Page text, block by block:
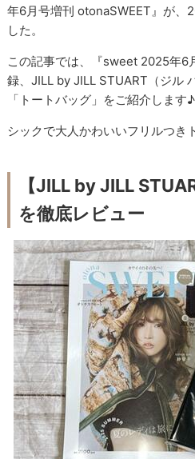
年6月号増刊 otonaSWEET』が、
した。
この記事では、『sweet 2025年6
録、JILL by JILL STUART（ジル
「トートバッグ」をご紹介します♪
シックで大人かわいいフリルつき
【JILL by JILL
を徹底レビュー